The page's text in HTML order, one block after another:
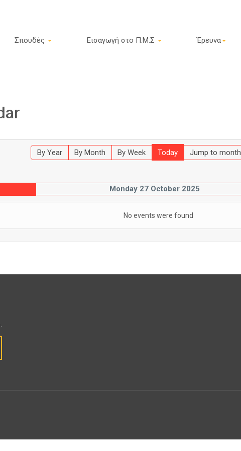
Σπουδές Εισαγωγή στο Π.Μ.Σ Έρευνα
By Year By Month By Week Today Jump to month
Monday 27 October 2025
No events were found